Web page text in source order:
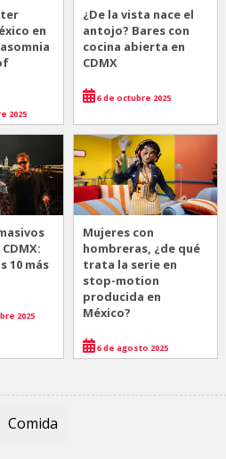
en
2025
¿De la vista nace el
antojo? Bares con
cocina abierta en
CDMX
6 de octubre 2025
10 más
2025
Mujeres con
hombreras, ¿de qué
trata la serie en
stop-motion
producida en
México?
6 de agosto 2025
Comida